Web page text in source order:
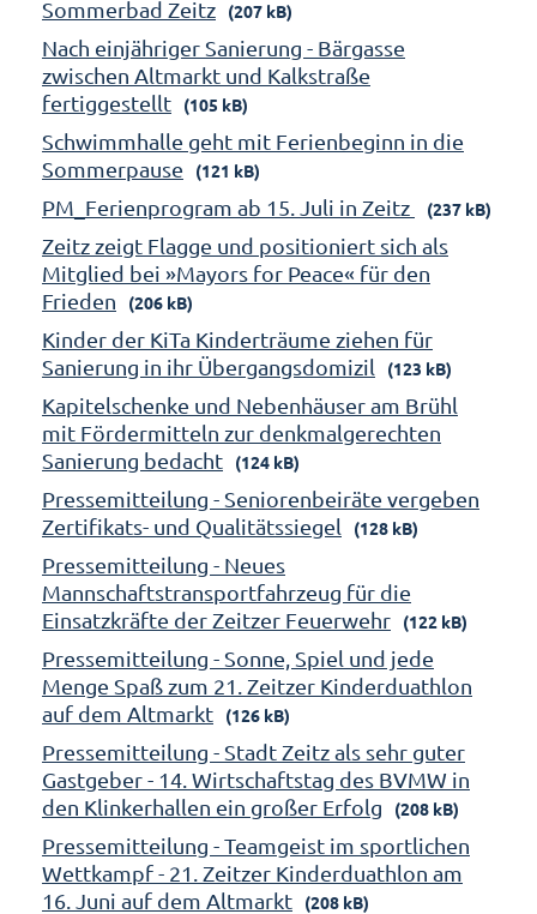
Sommerbad Zeitz
(207 kB)
Nach einjähriger Sanierung - Bärgasse
zwischen Altmarkt und Kalkstraße
fertiggestellt
(105 kB)
Schwimmhalle geht mit Ferienbeginn in die
Sommerpause
(121 kB)
PM_Ferienprogram ab 15. Juli in Zeitz (237 kB)
Zeitz zeigt Flagge und positioniert sich als
Mitglied bei »Mayors for Peace« für den
Frieden
(206 kB)
Kinder der KiTa Kinderträume ziehen für
Sanierung in ihr Übergangsdomizil
(123 kB)
Kapitelschenke und Nebenhäuser am Brühl
mit Fördermitteln zur denkmalgerechten
Sanierung bedacht
(124 kB)
Pressemitteilung - Seniorenbeiräte vergeben
Zertifikats- und Qualitätssiegel
(128 kB)
Pressemitteilung - Neues
Mannschaftstransportfahrzeug für die
Einsatzkräfte der Zeitzer Feuerwehr
(122 kB)
Pressemitteilung - Sonne, Spiel und jede
Menge Spaß zum 21. Zeitzer Kinderduathlon
auf dem Altmarkt
(126 kB)
Pressemitteilung - Stadt Zeitz als sehr guter
Gastgeber - 14. Wirtschaftstag des BVMW in
den Klinkerhallen ein großer Erfolg
(208 kB)
Pressemitteilung - Teamgeist im sportlichen
Wettkampf - 21. Zeitzer Kinderduathlon am
16. Juni auf dem Altmarkt
(208 kB)